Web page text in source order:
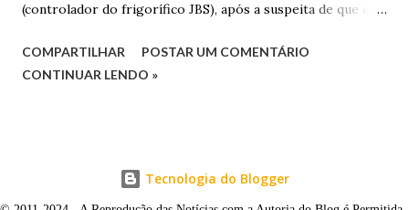
(controlador do frigorífico JBS), após a suspeita de que eles
premiada. A decisão é sigilosa, e a informação foi publicada
suspeito de ter atuado como “agente duplo” durante as
COMPARTILHAR
POSTAR UM COMENTÁRIO
CONTINUAR LENDO »
Tecnologia do Blogger